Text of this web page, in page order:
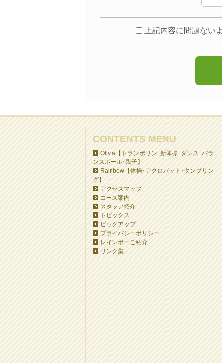
上記内容に問題ない
CONTENTS MENU
Olivia【トランポリン･新体操･ダンス･バラ
ンスボール･親子】
Rainbow【体操･アクロバット･タンブリン
グ】
アクセスマップ
コース案内
スタッフ紹介
トピックス
ピックアップ
プライバシーポリシー
レインボーご紹介
リンク集